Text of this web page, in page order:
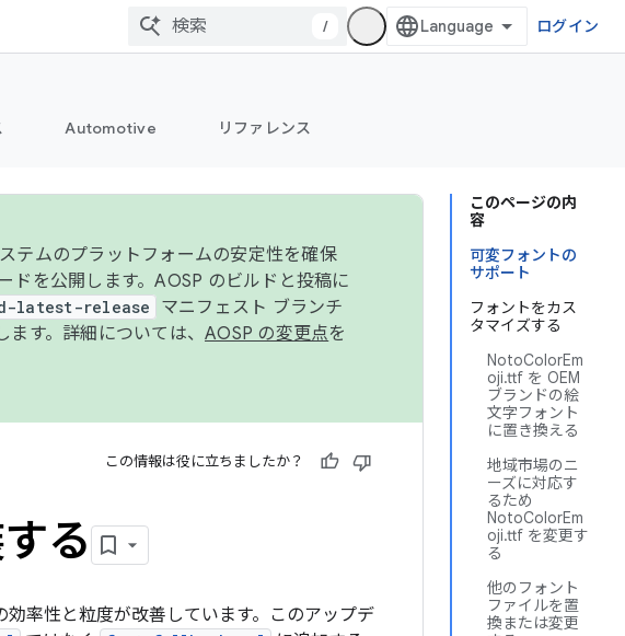
/ ログイン
Automotive リファレンス
このページの内
容
可変フォントの
サポート
フォントをカス
タマイズする
NotoColorEm
oji.ttf を OEM
ブランドの絵
文字フォント
に置き換える
地域市場のニ
ーズに対応す
るため
NotoColorEm
oji.ttf を変更す
る
他のフォント
ファイルを置
換または変更
テムのプラットフォームの安定性を確保
ドを公開します。AOSP のビルドと投稿に
latest-release
マニフェスト ブランチ
す。詳細については、 AOSP の変更点を
この情報は役に立ちましたか？
る
率性と粒度が改善しています。このアップデ